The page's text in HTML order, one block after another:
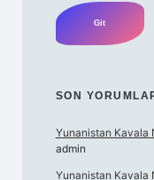
SON
Yunanistan Kavala
admin
Yunanistan Kavala